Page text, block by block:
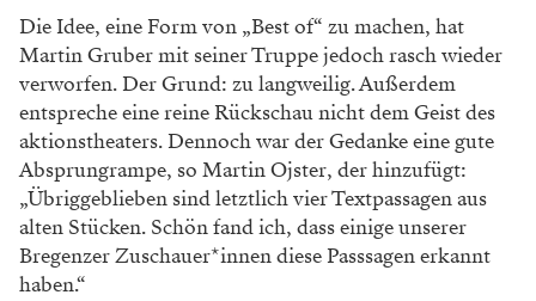
Die Idee, eine Form von „Best of“ zu machen, hat
Martin Gruber mit seiner Truppe jedoch rasch wieder
verworfen. Der Grund: zu langweilig. Außerdem
entspreche eine reine Rückschau nicht dem Geist des
aktionstheaters. Dennoch war der Gedanke eine gute
Absprungrampe, so Martin Ojster, der hinzufügt:
„Übriggeblieben sind letztlich vier Textpassagen aus
alten Stücken. Schön fand ich, dass einige unserer
Bregenzer Zuschauer*innen diese Passsagen erkannt
haben.“